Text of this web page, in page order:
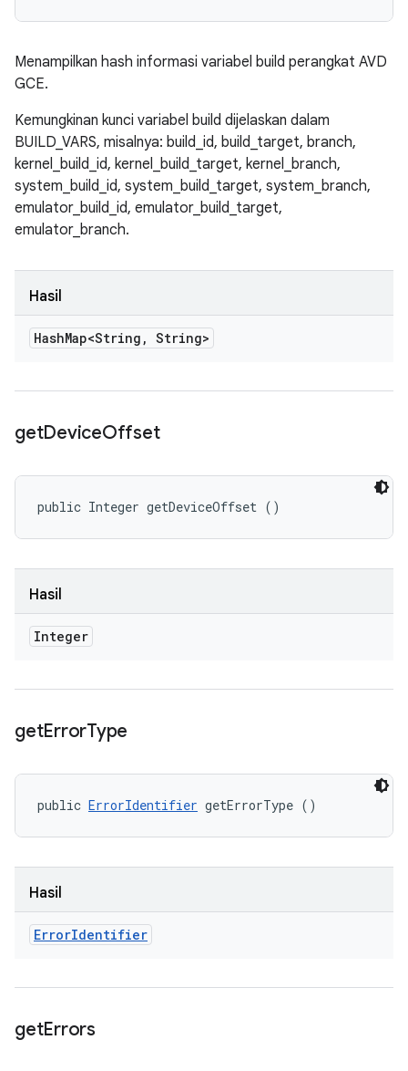
Menampilkan hash informasi variabel build perangkat AVD
GCE.
Kemungkinan kunci variabel build dijelaskan dalam
BUILD_VARS, misalnya: build_id, build_target, branch,
kernel_build_id, kernel_build_target, kernel_branch,
system_build_id, system_build_target, system_branch,
emulator_build_id, emulator_build_target,
emulator_branch.
Hasil
HashMap<String , String>
getDeviceOffset
public Integer getDeviceOffset ()
Hasil
Integer
getErrorType
public ErrorIdentifier getErrorType ()
Hasil
ErrorIdentifier
getErrors